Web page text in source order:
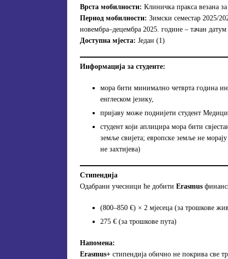
Врста мобилности: Клиничка пракса везана
Период мобилности: Зимски семестар 2025/
новембра–децембра 2025. године – тачан
Доступна мјеста: Један (1)
Информација за студенте:
мора бити минимално четврта година
енглеском језику,
пријаву може поднијети студент
студент који аплицира мора бити
земље свијета; европске земље не
не захтијева)
Стипендија
Одабрани учесници ће добити Erasmus
(800–850 €) × 2 мјесеца (за трошкове
275 € (за трошкове пута)
Напомена:
Erasmus+ стипендија обично не покрива све